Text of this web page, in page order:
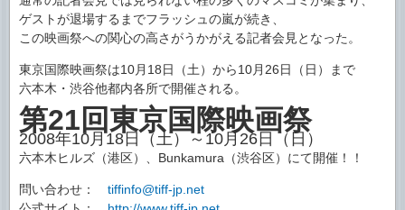
ゲストが退場するまでフラッシュの嵐が続き、
この映画祭への関心の高さがうかがえる記者会見となった。
東京国際映画祭は10月18日（土）から10月26日（日）まで
六本木・渋谷他都内各所で開催される。
第21回東京国際映画祭
2008年10月18日（土）～10月26日（日）
六本木ヒルズ（港区）、Bunkamura（渋谷区）にて開催！！
問い合わせ： tiffinfo@tiff-jp.net